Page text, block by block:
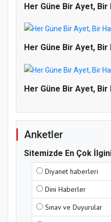
Gerçekleştirildi
Her Güne Bir Ayet, Bir
Her Güne Bir Ayet, Bir
Her Güne Bir Ayet, Bir
Anketler
Sitemizde En Çok
Diyanet haberleri
Dini Haberler
Sınav ve Duyurular